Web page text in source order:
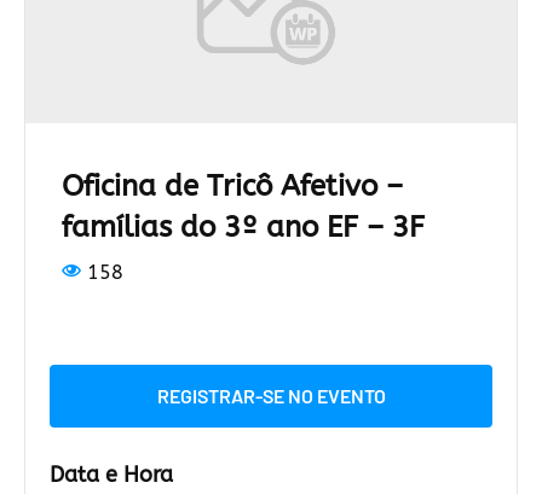
Oficina de Tricô Afetivo –
famílias do 3º ano EF – 3F
158
REGISTRAR-SE NO EVENTO
Data e Hora